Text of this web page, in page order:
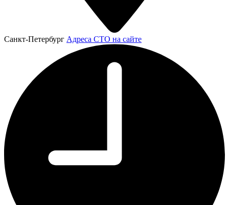
Санкт-Петербург Адреса СТО на сайте